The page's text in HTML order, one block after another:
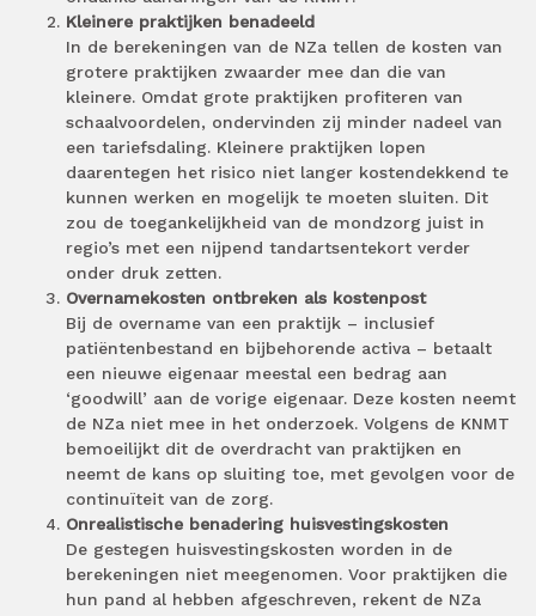
Kleinere praktijken benadeeld
In de berekeningen van de NZa tellen de kosten van
grotere praktijken zwaarder mee dan die van
kleinere. Omdat grote praktijken profiteren van
schaalvoordelen, ondervinden zij minder nadeel van
een tariefsdaling. Kleinere praktijken lopen
daarentegen het risico niet langer kostendekkend te
kunnen werken en mogelijk te moeten sluiten. Dit
zou de toegankelijkheid van de mondzorg juist in
regio’s met een nijpend tandartsentekort verder
onder druk zetten.
Overnamekosten ontbreken als kostenpost
Bij de overname van een praktijk – inclusief
patiëntenbestand en bijbehorende activa – betaalt
een nieuwe eigenaar meestal een bedrag aan
‘goodwill’ aan de vorige eigenaar. Deze kosten neemt
de NZa niet mee in het onderzoek. Volgens de KNMT
bemoeilijkt dit de overdracht van praktijken en
neemt de kans op sluiting toe, met gevolgen voor de
continuïteit van de zorg.
Onrealistische benadering huisvestingskosten
De gestegen huisvestingskosten worden in de
berekeningen niet meegenomen. Voor praktijken die
hun pand al hebben afgeschreven, rekent de NZa